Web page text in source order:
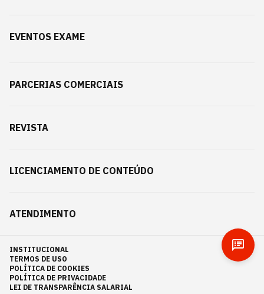
EVENTOS EXAME
PARCERIAS COMERCIAIS
REVISTA
LICENCIAMENTO DE CONTEÚDO
ATENDIMENTO
INSTITUCIONAL
TERMOS DE USO
POLÍTICA DE COOKIES
POLÍTICA DE PRIVACIDADE
LEI DE TRANSPARÊNCIA SALARIAL